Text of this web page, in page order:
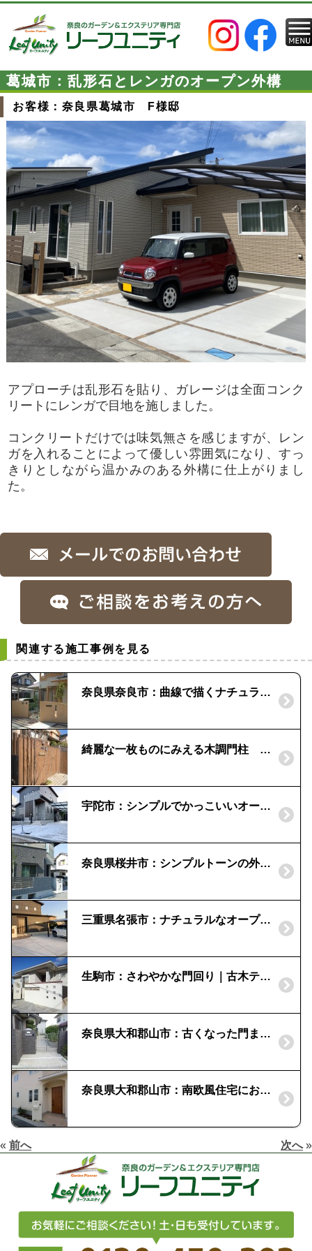
葛城市：乱形石とレンガのオープン外構
お客様：奈良県葛城市 F様邸
アプローチは乱形石を貼り、ガレージは全面コンク
リートにレンガで目地を施しました。
コンクリートだけでは味気無さを感じますが、レン
ガを入れることによって優しい雰囲気になり、すっ
きりとしながら温かみのある外構に仕上がりまし
た。
関連する施工事例を見る
奈良県奈良市：曲線で描くナチュラル外構
綺麗な一枚ものにみえる木調門柱 橿原市N様邸
宇陀市：シンプルでかっこいいオープン外構｜アルタブロック
奈良県桜井市：シンプルトーンの外構｜白壁の門柱とステンカラーのフェンス
三重県名張市：ナチュラルなオープン外構｜塗り門柱
生駒市：さわやかな門回り｜古木テイストの門扉
奈良県大和郡山市：古くなった門まわりをリフォームしたい！｜高級感溢れるタイル貼り仕上げ
奈良県大和郡山市：南欧風住宅におススメのポスト｜ディーズガーデンの「ポーチ」
« 前へ 次へ»